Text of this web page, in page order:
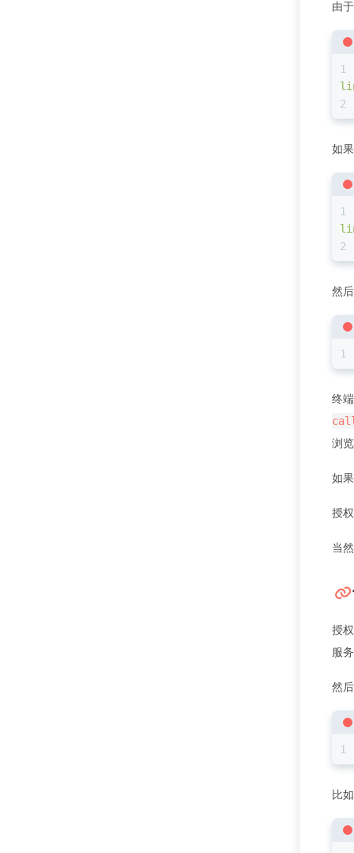
由
如
然
终
浏
如
授
当
授
服
然
比如